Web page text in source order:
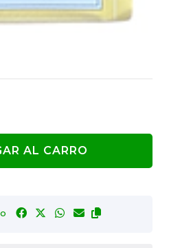
AL CARRO